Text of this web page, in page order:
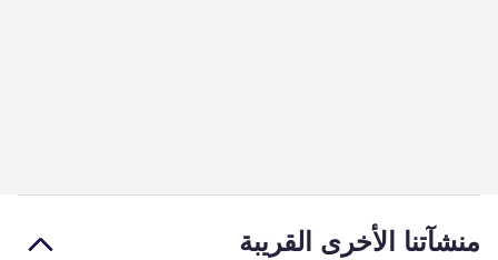
منشآتنا الأخرى القريبة